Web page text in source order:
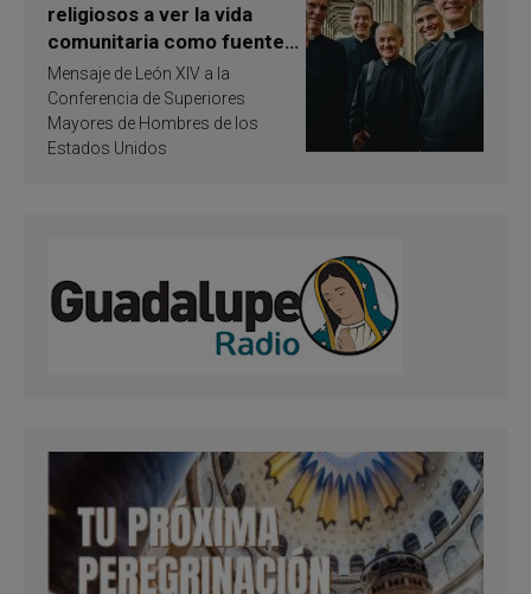
religiosos a ver la vida
comunitaria como fuente
de inspiración y
santificación
Mensaje de León XIV a la
Conferencia de Superiores
Mayores de Hombres de los
Estados Unidos